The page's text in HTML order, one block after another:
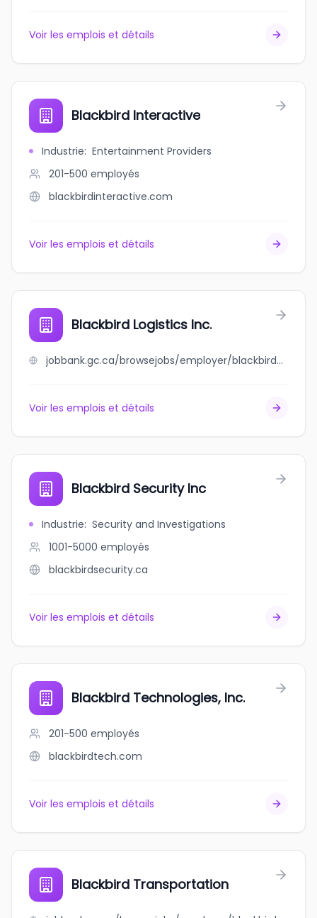
Voir les emplois et détails
Blackbird Interactive
Industrie: Entertainment Providers
201-500 employés
blackbirdinteractive.com
Voir les emplois et détails
Blackbird Logistics Inc.
jobbank.gc.ca/browsejobs/employer/blackbird+logistics+inc./ca
Voir les emplois et détails
Blackbird Security Inc
Industrie: Security and Investigations
1001-5000 employés
blackbirdsecurity.ca
Voir les emplois et détails
Blackbird Technologies, Inc.
201-500 employés
blackbirdtech.com
Voir les emplois et détails
Blackbird Transportation